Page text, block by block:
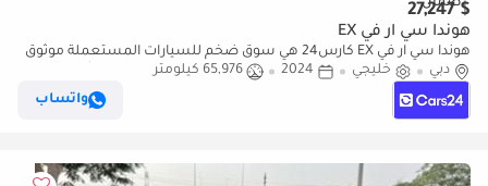
$ 27,247
هوندا سي آر في EX
هوندا سي آر في EX كارس24 هي سوق ضخم للسيارات المستعملة موثوق
ومضمون ٪كارس24 هي سوق ضخم للسيارات المستعملة موثوق
دبي خليجي 2024
65,976 كيلومتر
واتساب